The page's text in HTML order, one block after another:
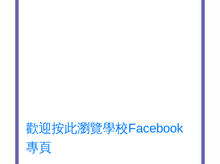
歡迎按此瀏覽學校Facebook
專頁